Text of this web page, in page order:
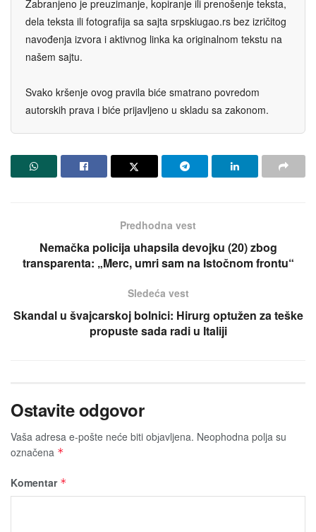
Zabranjeno je preuzimanje, kopiranje ili prenošenje teksta,
dela teksta ili fotografija sa sajta srpskiugao.rs bez izričitog
navođenja izvora i aktivnog linka ka originalnom tekstu na
našem sajtu.
Svako kršenje ovog pravila biće smatrano povredom
autorskih prava i biće prijavljeno u skladu sa zakonom.
Predhodna vest
Nemačka policija uhapsila devojku (20) zbog
transparenta: „Merc, umri sam na Istočnom frontu“
Sledeća vest
Skandal u švajcarskoj bolnici: Hirurg optužen za teške
propuste sada radi u Italiji
Ostavite odgovor
Vaša adresa e-pošte neće biti obјavljena. Neophodna polja su
označena *
Komentar *